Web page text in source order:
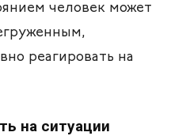
человек может
реагировать на
на ситуации